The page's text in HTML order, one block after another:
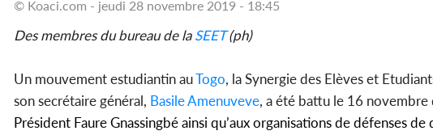
© Koaci.com - jeudi 28 novembre 2019 - 18:45
Des membres du bureau de laSEET(ph)
Un mouvement estudiantin auTogo, la Synergie des Elèves et
son secrétaire général, Basile Amenuveve, a été battu le 16 novembre
Président Faure Gnassingbé ainsi qu’aux organisations de défenses